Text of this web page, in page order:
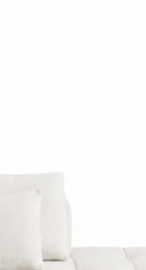
המחיר
המקורי